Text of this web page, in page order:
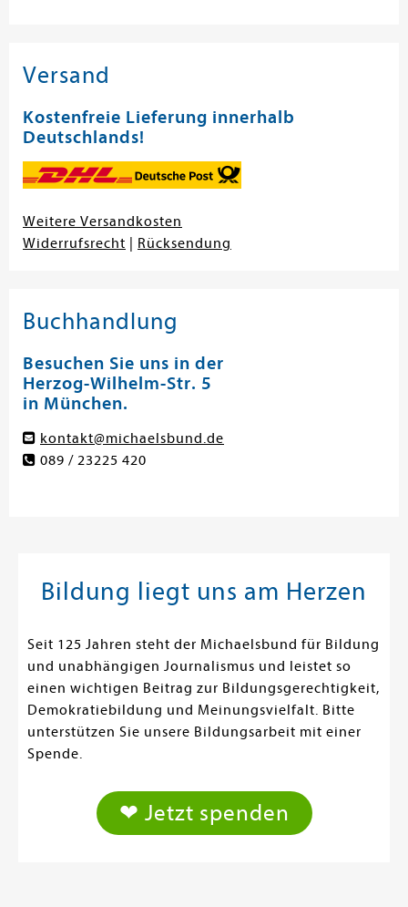
Versand
Kostenfreie Lieferung innerhalb
Deutschlands!
Weitere Versandkosten
Widerrufsrecht
Rücksendung
Buchhandlung
Besuchen Sie uns in der
Herzog-Wilhelm-Str. 5
in München.
kontakt@michaelsbund.de
089 / 23225 420
Bildung liegt uns am Herzen
Seit 125 Jahren steht der Michaelsbund für Bildung
und unabhängigen Journalismus und leistet so
einen wichtigen Beitrag zur Bildungsgerechtigkeit,
Demokratiebildung und Meinungsvielfalt. Bitte
unterstützen Sie unsere Bildungsarbeit mit einer
Spende.
❤ Jetzt spenden